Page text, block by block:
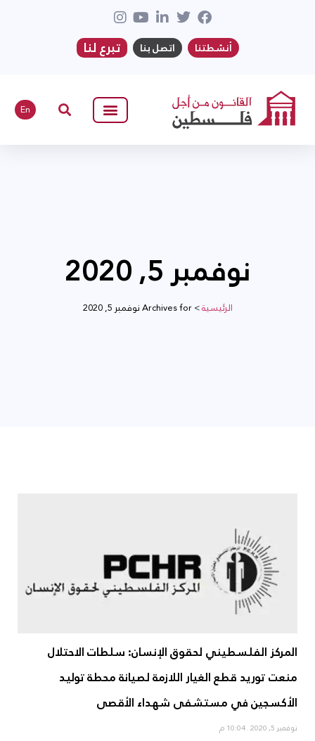
أنشطتنا اتصل بنا تبرع لنا
En
نوفمبر 5, 2020
الرئيسية>Archives for نوفمبر 5, 2020
المركز الفلسطيني لحقوق الإنسان: سلطات الاحتلال
منعت توريد قطع الغيار اللازمة لصيانة محطة توليد
الأكسجين في مستشفى شهداء الأقصى
نوفمبر 5, 2020